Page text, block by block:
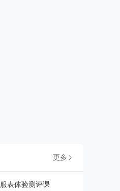
更多 
服表体验测评课